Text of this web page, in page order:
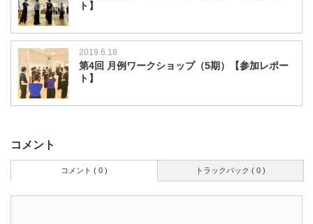
ト】
2019.6.18
第4回 月例ワークショップ（5期）【参加レポー
ト】
コメント
トラックバック ( 0 )
コメント ( 0 )